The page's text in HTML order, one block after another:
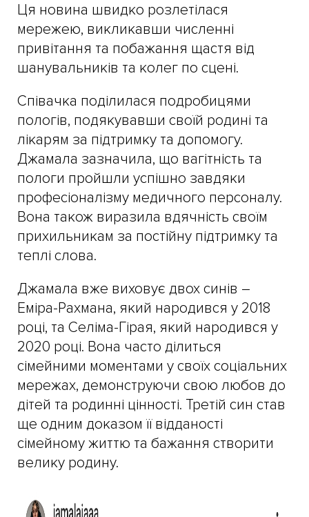
Ця новина швидко розлетілася
мережею, викликавши численні
привітання та побажання щастя від
шанувальників та колег по сцені.
Співачка поділилася подробицями
пологів, подякувавши своїй родині та
лікарям за підтримку та допомогу.
Джамала зазначила, що вагітність та
пологи пройшли успішно завдяки
професіоналізму медичного персоналу.
Вона також виразила вдячність своїм
прихильникам за постійну підтримку та
теплі слова.
Джамала вже виховує двох синів –
Еміра-Рахмана, який народився у 2018
році, та Селіма-Гірая, який народився у
2020 році. Вона часто ділиться
сімейними моментами у своїх соціальних
мережах, демонструючи свою любов до
дітей та родинні цінності. Третій син став
ще одним доказом її відданості
сімейному життю та бажання створити
велику родину.